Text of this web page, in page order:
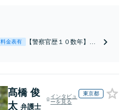
料金表有
【警察官歴１０数年】
訴・身柄釈放実績多数！
捜査経験を活かした先回
髙橋 俊
太 弁護士
インタビュ
ーを見る
東京都